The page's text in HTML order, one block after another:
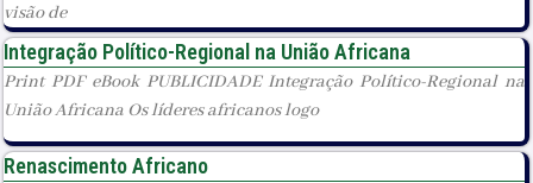
visão de
Integração Político-Regional na União Africana
Print PDF eBook PUBLICIDADE Integração Político-Regional na
União Africana Os líderes africanos logo
Renascimento Africano